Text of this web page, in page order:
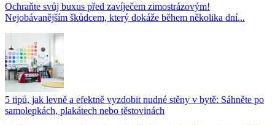
Ochraňte svůj buxus před zavíječem zimostrázovým!
Nejobávanějším škůdcem, který dokáže během několika dní...
5 tipů, jak levně a efektně vyzdobit nudné stěny v bytě: Sáhněte po
samolepkách, plakátech nebo těstovinách